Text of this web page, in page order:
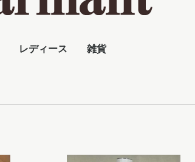
レディース 雑貨